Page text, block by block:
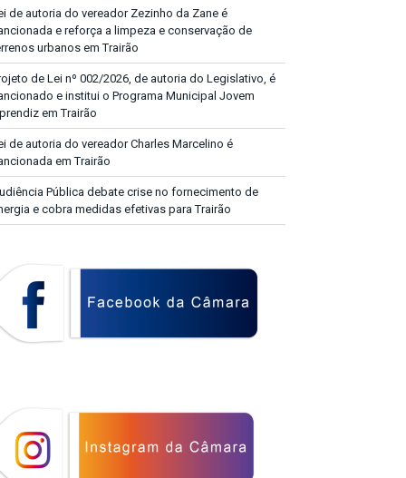
de autoria do vereador Zezinho da Zane é
e reforça a limpeza e conservação de
urbanos em Trairão
de Lei nº 002/2026, de autoria do Legislativo, é
e institui o Programa Municipal Jovem
em Trairão
de autoria do vereador Charles Marcelino é
em Trairão
Pública debate crise no fornecimento de
e cobra medidas efetivas para Trairão